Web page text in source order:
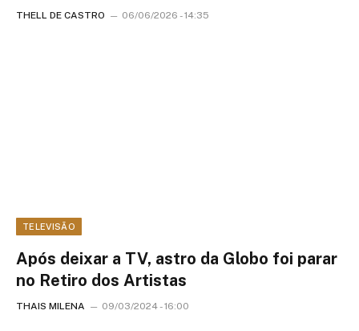
THELL DE CASTRO 06/06/2026 - 14:35
TELEVISÃO
Após deixar a TV, astro da Globo foi parar
no Retiro dos Artistas
THAIS MILENA 09/03/2024 - 16:00